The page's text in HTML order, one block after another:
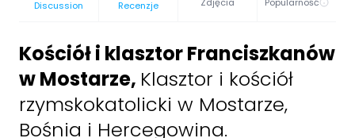
Discussion Recenzje
Kościół i klasztor Franciszkanów
w Mostarze, Klasztor i kościół
rzymskokatolicki w Mostarze,
Bośnia i Hercegowina.